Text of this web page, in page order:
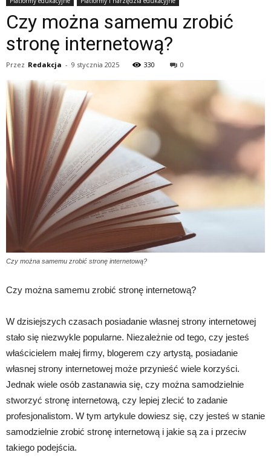
Czy można samemu zrobić
stronę internetową?
Przez Redakcja - 9 stycznia 2025 330 0
Czy można samemu zrobić stronę internetową?
Czy można samemu zrobić stronę internetową?
W dzisiejszych czasach posiadanie własnej strony internetowej
stało się niezwykle popularne. Niezależnie od tego, czy jesteś
właścicielem małej firmy, blogerem czy artystą, posiadanie
własnej strony internetowej może przynieść wiele korzyści.
Jednak wiele osób zastanawia się, czy można samodzielnie
stworzyć stronę internetową, czy lepiej zlecić to zadanie
profesjonalistom. W tym artykule dowiesz się, czy jesteś w stanie
samodzielnie zrobić stronę internetową i jakie są za i przeciw
takiego podejścia.